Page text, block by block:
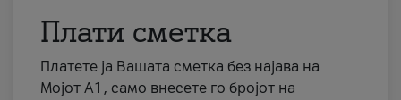
Плати сметка
Платете ја Вашата сметка без најава на
Мојот А1, само внесете го бројот на